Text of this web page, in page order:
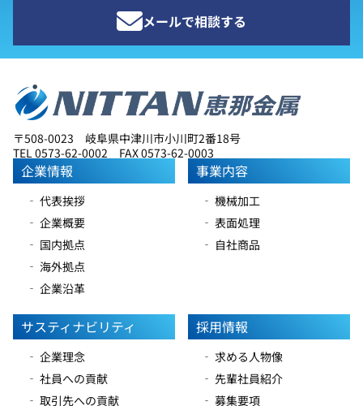
メールで相談する
〒508-0023 岐阜県中津川市小川町2番18号
TEL 0573-62-0002 FAX 0573-62-0003
企業情報
‐ 代表挨拶
‐ 企業概要
‐ 国内拠点
‐ 海外拠点
‐ 企業沿革
事業内容
‐ 機械加工
‐ 表面処理
‐ 自社商品
サスティナビリティ
‐ 企業理念
‐ 社員への貢献
‐ 取引先への貢献
採用情報
‐ 求める人物像
‐ 先輩社員紹介
‐ 募集要項